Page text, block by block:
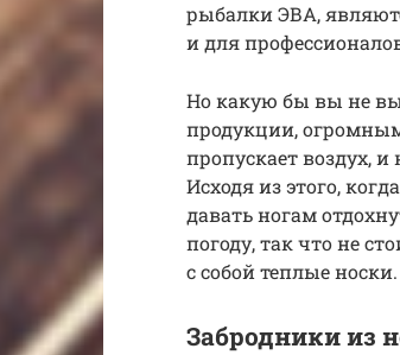
рыбалки ЭВА,
и для
Но какую бы вы не
продукции,
пропускает воздух,
Исходя из этого,
давать ногам
погоду, так что не
с собой теплые носки.
Забродники из